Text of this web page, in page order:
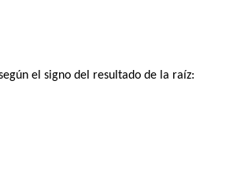
el signo del resultado de la raíz: